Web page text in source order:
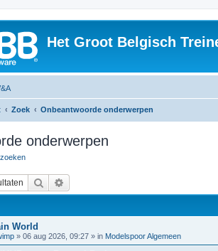
Het Groot Belgisch
Zoek Onbeantwoorde onderwerpen
onderwerpen
Zoek
World
» 06 aug 2026, 09:27 » in Modelspoor Algemeen